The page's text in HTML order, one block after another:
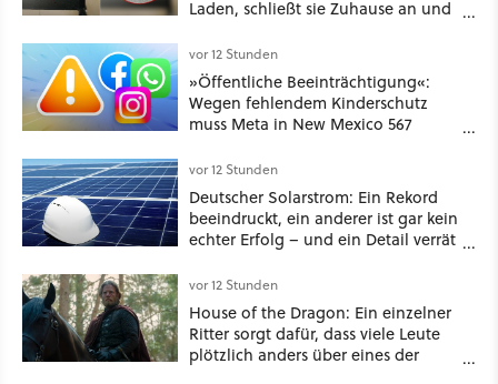
Laden, schließt sie Zuhause an und
funktionierende PlayStation [Best of
GameStar]
vor 12 Stunden
»Öffentliche Beeinträchtigung«:
Wegen fehlendem Kinderschutz
muss Meta in New Mexico 567
vor 12 Stunden
Deutscher Solarstrom: Ein Rekord
beeindruckt, ein anderer ist gar kein
echter Erfolg – und ein Detail verrät
jede Zahl
vor 12 Stunden
House of the Dragon: Ein einzelner
Ritter sorgt dafür, dass viele Leute
plötzlich anders über eines der